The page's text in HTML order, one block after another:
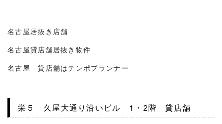
名古屋居抜き店舗
名古屋貸店舗居抜き物件
名古屋 貸店舗はテンポプランナー
栄５ 久屋大通り沿いビル 1・2階 貸店舗